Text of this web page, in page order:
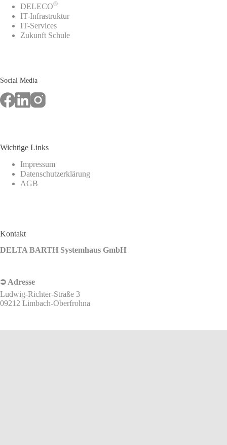
DELECO®
IT-Infrastruktur
IT-Services
Zukunft Schule
Social Media
Wichtige Links
Impressum
Datenschutzerklärung
AGB
Kontakt
DELTA BARTH Systemhaus GmbH
⮊ Adresse
Ludwig-Richter-Straße 3
09212 Limbach-Oberfrohna